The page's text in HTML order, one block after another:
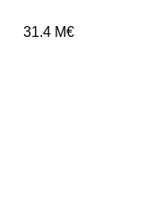
31.4 M€